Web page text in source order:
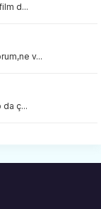
d...
v...
ç...